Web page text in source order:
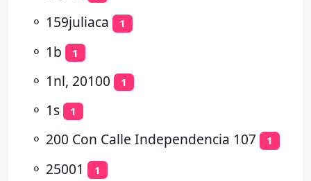
⚬ 159juliaca 1
⚬ 1b 1
⚬ 1nl, 20100 1
⚬ 1s 1
⚬ 200 Con Calle Independencia 107 1
⚬ 25001 1